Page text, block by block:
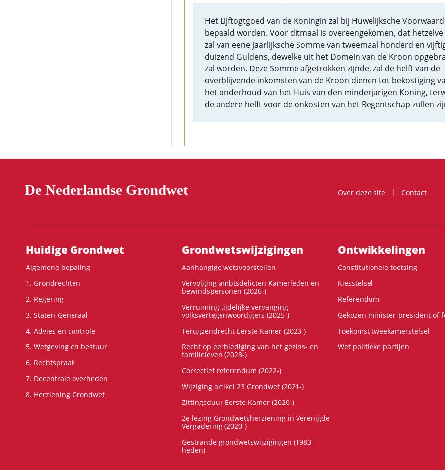
Het Lijftogtgoed van de Koningin zal bij Huwelijksche
bepaald worden. Voor ditmaal is overeengekomen, dat hetzelve
zal van eene jaarlijksche Somme van tweemaal honderd en
duizend Guldens, dewelke uit het Domein van de Kroon
zal worden. Deze Somme afgetrokken zijnde, zal de helft van de
overblijvende inkomsten van de Kroon dienen tot bekostiging
het onderhoud van het Huis van den minderjarigen Koning,
de andere helft voor de onkosten van het Regentschap zullen
De Nederlandse Grondwet Over deze site
Contact
Hoofdnavigatie
Huidige Grondwet
Algemene bepaling
1. Grondrechten
2. Regering
3. Staten-Generaal
4. Advies en controle
5. Wetgeving en bestuur
6. Rechtspraak
7. Decentrale overheden
8. Herziening Grondwet
Grondwets­wijzigingen
Aanhangige wetsvoorstellen
Vervolging ambtsdelicten Kamerleden en
bewindspersonen (2026-)
Verruiming tijdelijke vervanging
volksvertegenwoordigers (2025-)
Terugzendrecht Eerste Kamer (2023-)
Recht op eerbiediging van het gezins- en
familieleven (2023-)
Correctief referendum (2022-)
Wijziging artikel 23 Grondwet (2021-)
Zittingsduur Eerste Kamer (2020-)
2e lezing Grondwetsherziening in Verenigde
Vergadering (2020-)
Gestrande grondwetswijzigingen (1983-
heden)
Ontwikke­lingen
Constitutionele toetsing
Kiesstelsel
Referendum
Gekozen minister-president of
Toekomst tweekamerstelsel
Wet politieke partijen